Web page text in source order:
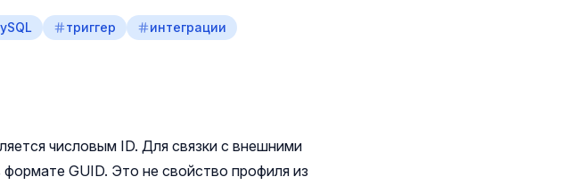
триггер интеграции
числовым ID. Для связки с внешними
GUID. Это не свойство профиля из